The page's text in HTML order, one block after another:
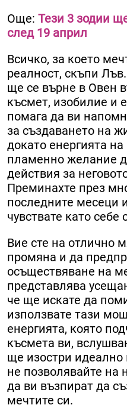
Още: Тези 3 зодии
след 19 април
Всичко, за което
реалност, скъпи
ще се върне в Овен
късмет, изобилие и
помага да ви
за създаването на
докато енергията
пламенно желание
действия за
Преминахте през
последните месеци
чувствате като себе
Вие сте на отлично
промяна и да
осъществяване на
представлява
че ще искате да
използвате тази
енергията, която
късмета ви,
ще изостри идеално
не позволявайте на
да ви възпират да
мечтите си.